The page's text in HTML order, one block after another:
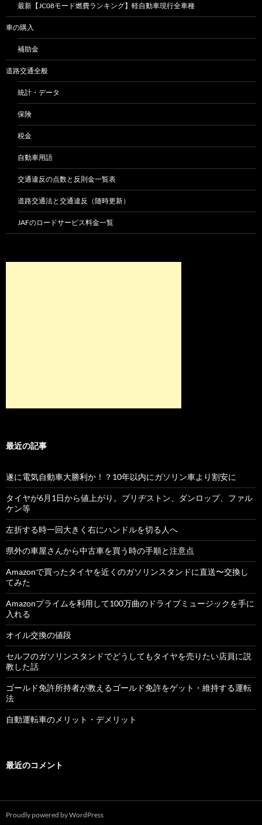
最新【JC08モード燃費ランキング】軽自動車現行全車種
車の購入
補助金
道路交通全般
統計・データ
保険
税金
自動車用語
交通違反の点数と反則金一覧表
道路交通法と交通違反（随時更新）
JAFのロードサービス料金一覧
最近の記事
遂に電気自動車大勝利か！？10年以内にガソリン車より割安に
タイヤが6月1日から値上がり。ブリヂストン、ダンロップ、ファル
ケン等
左折する時一回大きく右にハンドルを切る人へ
県外の車屋さんから中古車を買う時の手順と注意点
Amazonで買ったタイヤを近くのガソリンスタンドに直送〜交換し
てみた
Amazonプライムを利用して100万曲のドライブミュージックを手に
入れる
オイル交換の値段
セルフのガソリンスタンドでどうしてもタイヤを売りたい店員に説
教した話
ゴールド免許所持者が教えるゴールド免許をゲット・維持する運転
法
自動運転車のメリット・デメリット
最近のコメント
Proudly powered by WordPress